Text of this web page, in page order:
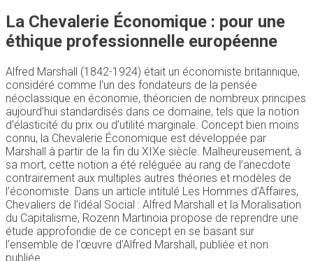
La Chevalerie Économique : pour une
éthique professionnelle européenne
Alfred Marshall (1842-1924) était un économiste britannique,
considéré comme l'un des fondateurs de la pensée
néoclassique en économie, théoricien de nombreux principes
aujourd’hui standardisés dans ce domaine, tels que la notion
d’élasticité du prix ou d’utilité marginale. Concept bien moins
connu, la Chevalerie Économique est développée par
Marshall à partir de la fin du XIXe siècle. Malheureusement, à
sa mort, cette notion a été reléguée au rang de l’anecdote
contrairement aux multiples autres théories et modèles de
l’économiste. Dans un article intitulé Les Hommes d’Affaires,
Chevaliers de l’idéal Social : Alfred Marshall et la Moralisation
du Capitalisme, Rozenn Martinoia propose de reprendre une
étude approfondie de ce concept en se basant sur
l’ensemble de l’œuvre d’Alfred Marshall, publiée et non
publiée.